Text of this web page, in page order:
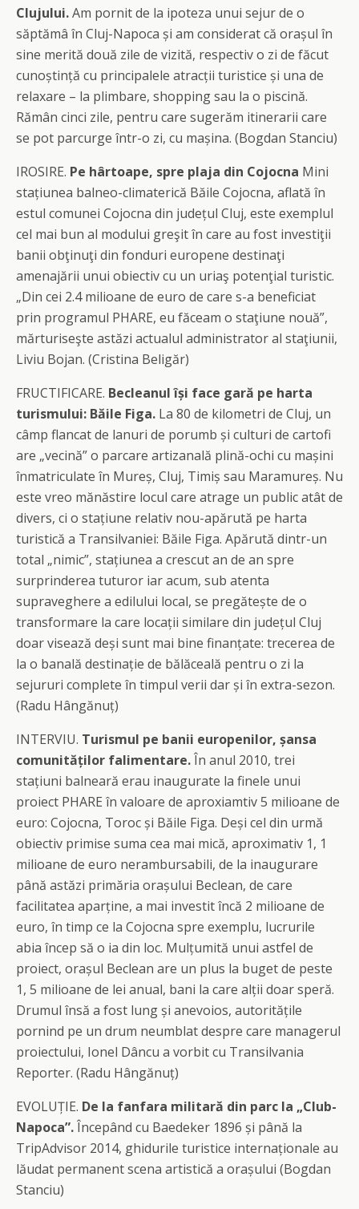
Clujului.Am pornit de la ipoteza unui sejur de o
săptămâ în Cluj-Napoca și am considerat că orașul în
sine merită două zile de vizită, respectiv o zi de făcut
cunoștință cu principalele atracții turistice și una de
relaxare – la plimbare, shopping sau la o piscină.
Rămân cinci zile, pentru care sugerăm itinerarii care
se pot parcurge într-o zi, cu mașina. (Bogdan Stanciu)
IROSIRE. Pe hârtoape, spre plaja din Cojocna Mini
stațiunea balneo-climaterică Băile Cojocna, aflată în
estul comunei Cojocna din județul Cluj, este exemplul
cel mai bun al modului greşit în care au fost investiţii
banii obţinuţi din fonduri europene destinaţi
amenajării unui obiectiv cu un uriaş potenţial turistic.
„Din cei 2.4 milioane de euro de care s-a beneficiat
prin programul PHARE, eu făceam o staţiune nouă”,
mărturiseşte astăzi actualul administrator al staţiunii,
Liviu Bojan. (Cristina Beligăr)
FRUCTIFICARE. Becleanul își face gară pe harta
turismului: Băile Figa. La 80 de kilometri de Cluj, un
câmp flancat de lanuri de porumb și culturi de cartofi
are „vecină” o parcare artizanală plină-ochi cu mașini
înmatriculate în Mureș, Cluj, Timiș sau Maramureș. Nu
este vreo mănăstire locul care atrage un public atât de
divers, ci o stațiune relativ nou-apărută pe harta
turistică a Transilvaniei: Băile Figa. Apărută dintr-un
total „nimic”, stațiunea a crescut an de an spre
surprinderea tuturor iar acum, sub atenta
supraveghere a edilului local, se pregătește de o
transformare la care locații similare din județul Cluj
doar visează deși sunt mai bine finanțate: trecerea de
la o banală destinație de bălăceală pentru o zi la
sejururi complete în timpul verii dar și în extra-sezon.
(Radu Hângănuț)
INTERVIU. Turismul pe banii europenilor, șansa
comunităților falimentare.În anul 2010, trei
stațiuni balneară erau inaugurate la finele unui
proiect PHARE în valoare de aproxiamtiv 5 milioane de
euro: Cojocna, Toroc și Băile Figa. Deși cel din urmă
obiectiv primise suma cea mai mică, aproximativ 1, 1
milioane de euro nerambursabili, de la inaugurare
până astăzi primăria orașului Beclean, de care
facilitatea aparține, a mai investit încă 2 milioane de
euro, în timp ce la Cojocna spre exemplu, lucrurile
abia încep să o ia din loc. Mulțumită unui astfel de
proiect, orașul Beclean are un plus la buget de peste
1, 5 milioane de lei anual, bani la care alții doar speră.
Drumul însă a fost lung și anevoios, autoritățile
pornind pe un drum neumblat despre care managerul
proiectului, Ionel Dâncu a vorbit cu Transilvania
Reporter. (Radu Hângănuț)
EVOLUȚIE. De la fanfara militară din parc la „Club-
Napoca”.Începând cu Baedeker 1896 și până la
TripAdvisor 2014, ghidurile turistice internaționale au
lăudat permanent scena artistică a orașului (Bogdan
Stanciu)